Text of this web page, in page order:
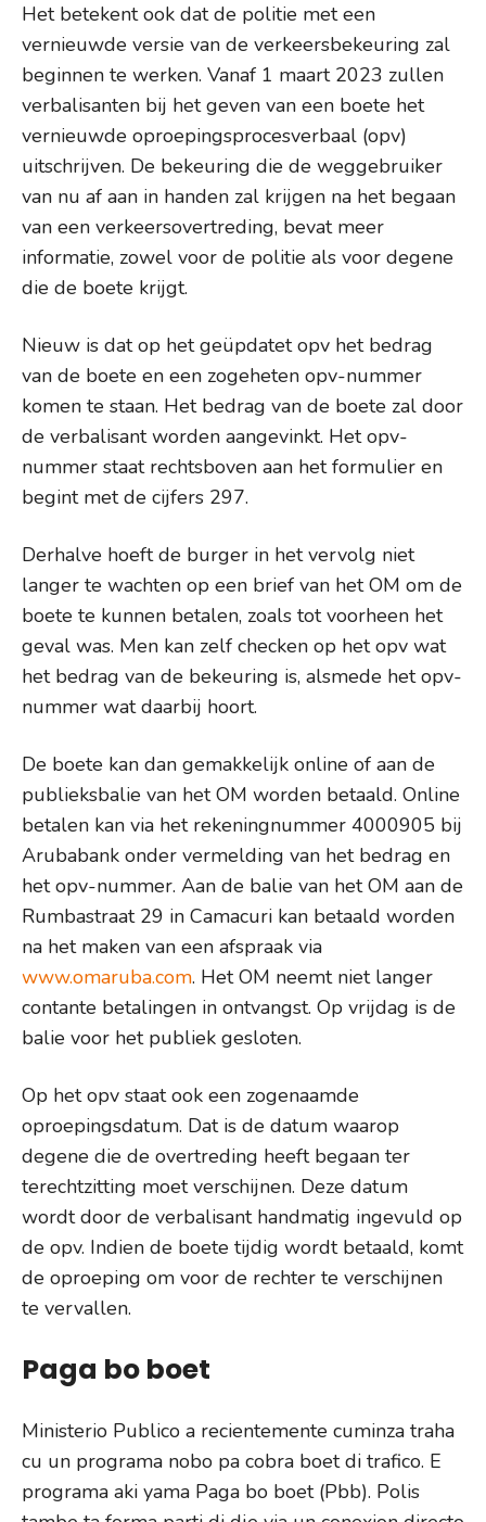
Het betekent ook dat de politie met een
vernieuwde versie van de verkeersbekeuring zal
beginnen te werken. Vanaf 1 maart 2023 zullen
verbalisanten bij het geven van een boete het
vernieuwde oproepingsprocesverbaal (opv)
uitschrijven. De bekeuring die de weggebruiker
van nu af aan in handen zal krijgen na het begaan
van een verkeersovertreding, bevat meer
informatie, zowel voor de politie als voor degene
die de boete krijgt.
Nieuw is dat op het geüpdatet opv het bedrag
van de boete en een zogeheten opv-nummer
komen te staan. Het bedrag van de boete zal door
de verbalisant worden aangevinkt. Het opv-
nummer staat rechtsboven aan het formulier en
begint met de cijfers 297.
Derhalve hoeft de burger in het vervolg niet
langer te wachten op een brief van het OM om de
boete te kunnen betalen, zoals tot voorheen het
geval was. Men kan zelf checken op het opv wat
het bedrag van de bekeuring is, alsmede het opv-
nummer wat daarbij hoort.
De boete kan dan gemakkelijk online of aan de
publieksbalie van het OM worden betaald. Online
betalen kan via het rekeningnummer 4000905 bij
Arubabank onder vermelding van het bedrag en
het opv-nummer. Aan de balie van het OM aan de
Rumbastraat 29 in Camacuri kan betaald worden
na het maken van een afspraak via
www.omaruba.com. Het OM neemt niet langer
contante betalingen in ontvangst. Op vrijdag is de
balie voor het publiek gesloten.
Op het opv staat ook een zogenaamde
oproepingsdatum. Dat is de datum waarop
degene die de overtreding heeft begaan ter
terechtzitting moet verschijnen. Deze datum
wordt door de verbalisant handmatig ingevuld op
de opv. Indien de boete tijdig wordt betaald, komt
de oproeping om voor de rechter te verschijnen
te vervallen.
Paga bo boet
Ministerio Publico a recientemente cuminza traha
cu un programa nobo pa cobra boet di trafico. E
programa aki yama Paga bo boet (Pbb). Polis